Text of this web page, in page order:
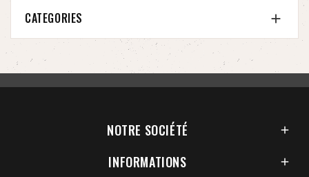
CATEGORIES 
NOTRE SOCIÉTÉ 
INFORMATIONS 